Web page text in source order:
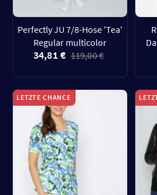
Perfectly JU 7/8-Hose 'Tea'
Regular multicolor
34,81 € 119,00 €
LETZTE CHANCE